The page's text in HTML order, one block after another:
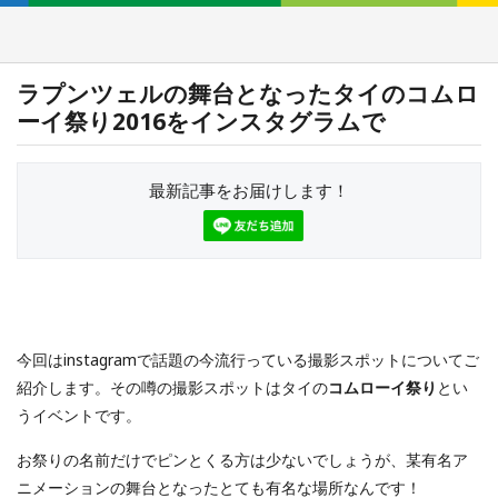
ラプンツェルの舞台となったタイのコムロ
ーイ祭り2016をインスタグラムで
最新記事をお届けします！
今回はinstagramで話題の今流行っている撮影スポットについてご
紹介します。その噂の撮影スポットはタイのコムローイ祭り とい
うイベントです。
お祭りの名前だけでピンとくる方は少ないでしょうが、某有名ア
ニメーションの舞台となったとても有名な場所なんです！